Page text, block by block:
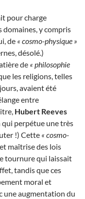
pour charge
domaines, y compris
de « cosmo-physique »
désolé.)
de « philosophie
les religions, telles
avaient été
entre
Hubert Reeves
qui perpétue une très
!) Cette « cosmo-
maîtrise des lois
tournure qui laissait
tandis que ces
moral et
une augmentation du